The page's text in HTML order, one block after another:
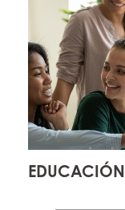
EDUCACIÓN